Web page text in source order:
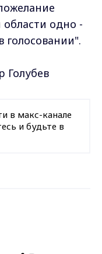
одно -
голосовании".
Голубев
в макс-канале
и будьте в